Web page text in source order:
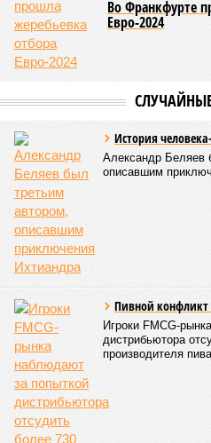
Во Франкфурте
Евро-2024
История
Александр Беляев
описавшим
Пивной конфликт
Игроки FMCG-
дистрибьютора
производителя